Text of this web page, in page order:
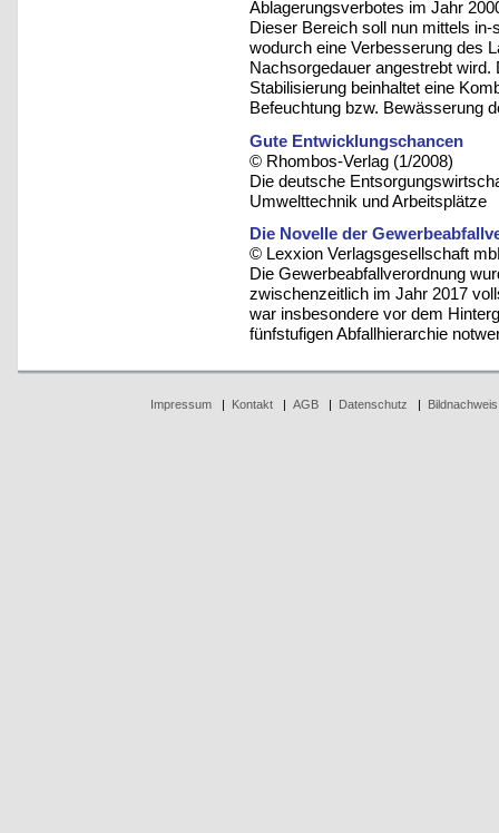
Ablagerungsverbotes im Jahr
Dieser Bereich soll nun mittels
wodurch eine Verbesserung des
Nachsorgedauer angestrebt
Stabilisierung beinhaltet eine
Befeuchtung bzw. Bewässerung
Gute Entwicklungschancen
© Rhombos-Verlag (1/2008)
Die deutsche
Umwelttechnik und Arbeitsplätze
Die Novelle der
© Lexxion Verlagsgesellschaft
Die Gewerbeabfallverordnung
zwischenzeitlich im Jahr 2017
war insbesondere vor dem
fünfstufigen Abfallhierarchie
Impressum| Kontakt| AGB| Datenschutz Bildnachweis